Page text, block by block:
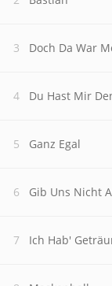
Doch Da War
Du Hast Mir
Ganz Egal
Gib Uns Nicht
Ich Hab'